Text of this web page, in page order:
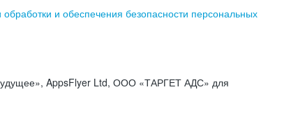
обработки и обеспечения безопасности персональных
AppsFlyer Ltd, ООО «ТАРГЕТ АДС» для